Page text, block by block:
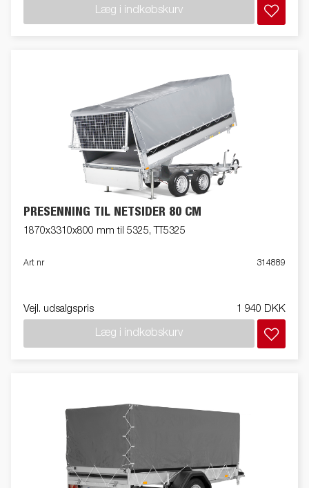
Læg i indkøbskurv
PRESENNING TIL NETSIDER 80 CM
1870x3310x800 mm til 5325, TT5325
Art nr 314889
Vejl. udsalgspris 1 940 DKK
Læg i indkøbskurv